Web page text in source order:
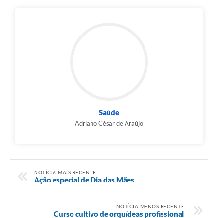
Saúde
Adriano César de Araújo
NOTÍCIA MAIS RECENTE
Ação especial de Dia das Mães
NOTÍCIA MENOS RECENTE
Curso cultivo de orquídeas profissional